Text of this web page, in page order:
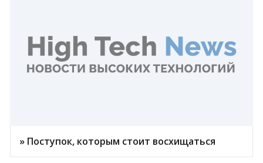
» Поступок, которым стоит восхищаться